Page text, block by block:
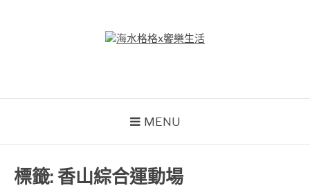
MENU
標籤:香山綜合運動場